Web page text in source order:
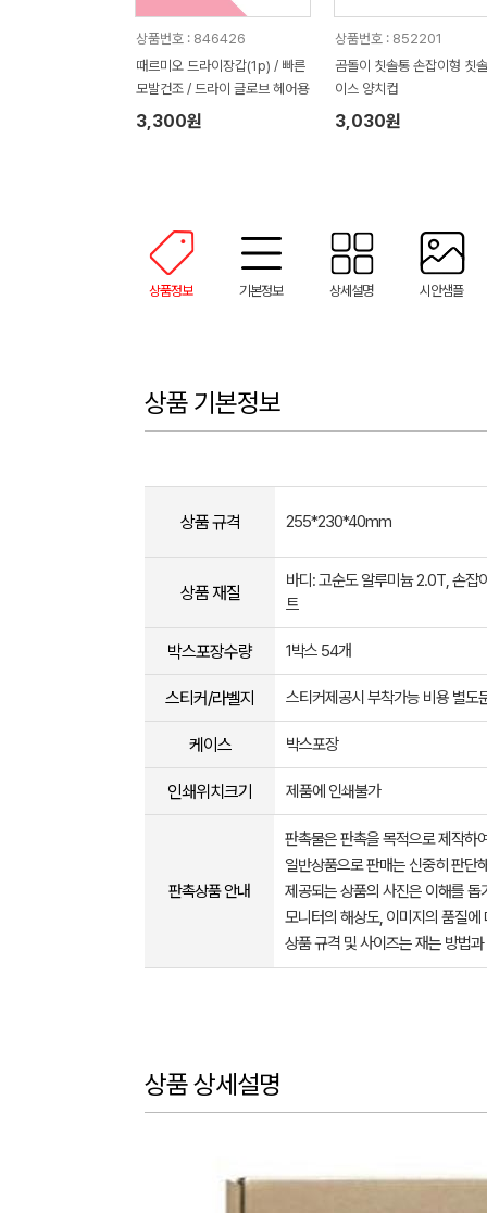
상품번호 : 846426
때르미오 드라이장갑(1p) / 빠른
모발건조 / 드라이 글로브 헤어용
3,300원
상품번호 : 852201
곰돌이 칫솔통 손잡이형 칫
이스 양치컵
3,030원
상품정보 기본정보 상세설명 시안샘플
상품 기본정보
상품 규격 255*230*40mm
상품 재질
바디: 고순도 알루미늄 2.0T, 손잡
트
박스포장수량 1박스 54개
스티커/라벨지 스티커제공시 부착가능 비용 별도
케이스 박스포장
인쇄위치크기 제품에 인쇄불가
판촉상품 안내
판촉물은 판촉을 목적으로 제작하
일반상품으로 판매는 신중히 판단
제공되는 상품의 사진은 이해를
모니터의 해상도, 이미지의 품질
상품 규격 및 사이즈는 재는 방법
상품 상세설명